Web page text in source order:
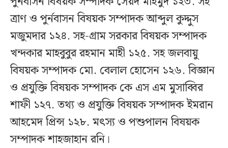
ত্রাণ ও পুর্নবাসন বিষয়ক সম্পাদক আব্দুল কুদ্দুস
মজুমদার ১২৪. সহ-গ্রাম সরকার বিষয়ক সম্পাদক
খন্দকার মাহবুবুর রহমান মাহী ১২৫. সহ জলবায়ু
বিষয়ক সম্পাদক মো. বেলাল হোসেন ১২৬. বিজ্ঞান
ও প্রযুক্তি বিষয়ক সম্পাদক কে এস এম মুসাব্বির
শাফী ১২৭. তথ্য ও প্রযুক্তি বিষয়ক সম্পাদক ইমরান
আহমেদ প্রিন্স ১২৮. মৎস্য ও পশুপালন বিষয়ক
সম্পাদক শাহজাহান রনি।